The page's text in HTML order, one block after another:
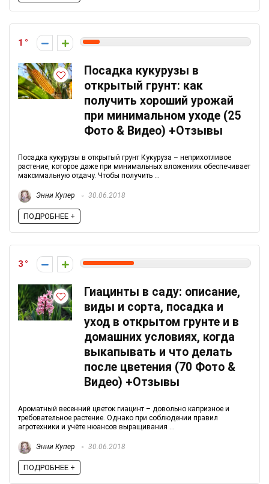
1
Посадка кукурузы в
открытый грунт: как
получить хороший урожай
при минимальном уходе (25
Фото & Видео) +Отзывы
Посадка кукурузы в открытый грунт Кукуруза – неприхотливое
растение, которое даже при минимальных вложениях обеспечивает
максимальную отдачу. Чтобы получить ...
Энни Купер 30.06.2018
ПОДРОБНЕЕ +
3
Гиацинты в саду: описание,
виды и сорта, посадка и
уход в открытом грунте и в
домашних условиях, когда
выкапывать и что делать
после цветения (70 Фото &
Видео) +Отзывы
Ароматный весенний цветок гиацинт – довольно капризное и
требовательное растение. Однако при соблюдении правил
агротехники и учёте нюансов выращивания ...
Энни Купер 30.06.2018
ПОДРОБНЕЕ +